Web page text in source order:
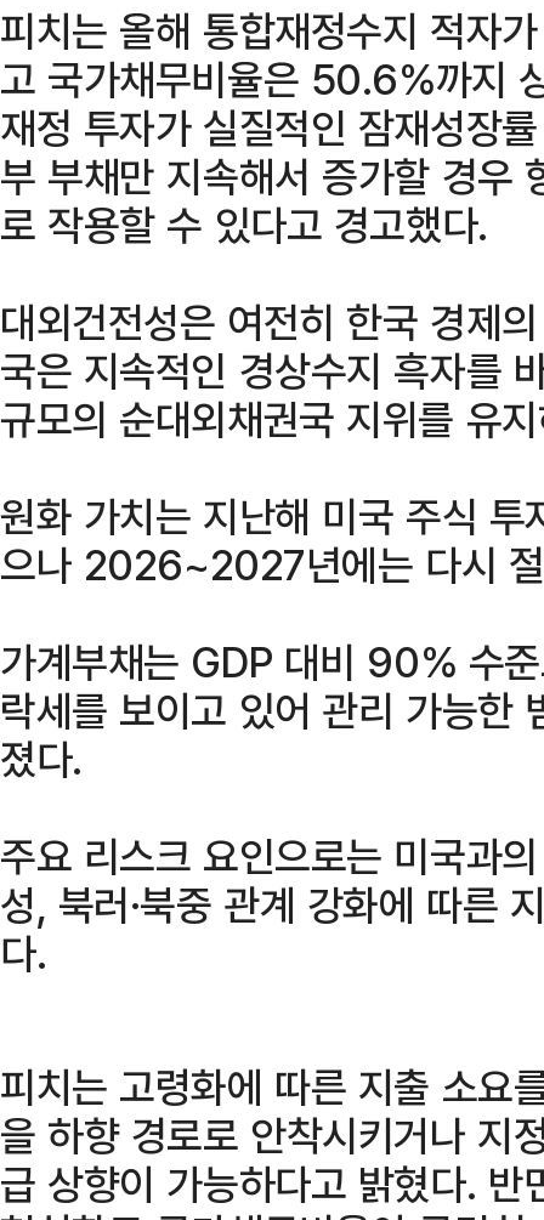
피치는 올해 통합재정수지 적자
고 국가채무비율은 50.6%까지
재정 투자가 실질적인 잠재성장
부 부채만 지속해서 증가할 경우
로 작용할 수 있다고 경고했다.
대외건전성은 여전히 한국 경제
국은 지속적인 경상수지 흑자를
규모의 순대외채권국 지위를 유
원화 가치는 지난해 미국 주식
으나 2026~2027년에는 다시
가계부채는 GDP 대비 90% 수
락세를 보이고 있어 관리 가능한
졌다.
주요 리스크 요인으로는 미국과
성, 북러·북중 관계 강화에 따른
다.
피치는 고령화에 따른 지출 소요
을 하향 경로로 안착시키거나 지
급 상향이 가능하다고 밝혔다.